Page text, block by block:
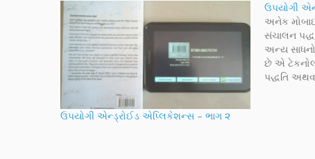
ઉપયોગી એન્ડ્રોઈડ એપ્લિકેશન્સ – ભાગ ૨
ઉપયોગી
અનેક
સંચાલન
અન્ય
છે એ
પદ્ધતિ